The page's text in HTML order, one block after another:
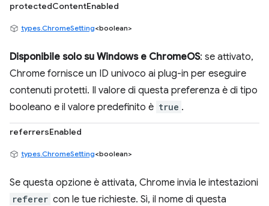
protectedContentEnabled
types.ChromeSetting<boolean>
Disponibile solo su Windows e ChromeOS: se attivato,
Chrome fornisce un ID univoco ai plug-in per eseguire
contenuti protetti. Il valore di questa preferenza è di tipo
booleano e il valore predefinito è true .
referrersEnabled
types.ChromeSetting<boolean>
Se questa opzione è attivata, Chrome invia le intestazioni
referer con le tue richieste. Sì, il nome di questa